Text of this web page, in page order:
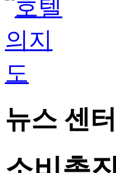
뉴스 센터